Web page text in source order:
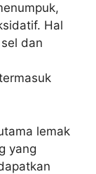
Hal
dan
lemak
yang